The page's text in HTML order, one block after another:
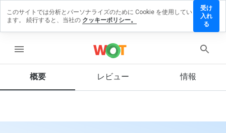
menu
概要 レビュー 情報
ーを残す
ウェ
を1
このサイトでは分析とパーソナライズのために Cookie を使用してい
ます。 続行すると、当社の クッキーポリシー。
受け
入れ
る